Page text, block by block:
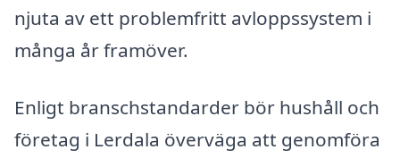
njuta av ett problemfritt avloppssystem i
många år framöver.
Enligt branschstandarder bör hushåll och
företag i Lerdala överväga att genomföra